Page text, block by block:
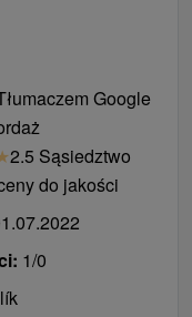
Google
2.5 Sąsiedztwo
do jakości
1/0